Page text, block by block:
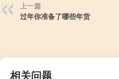
上一篇
过年你准备了哪些年货
相关问题